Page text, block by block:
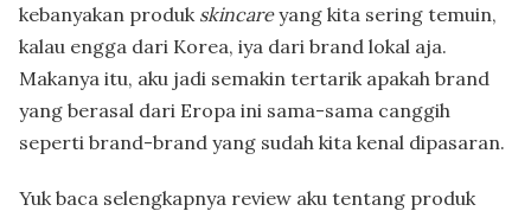
kebanyakan produk skincareyang kita sering temuin,
kalau engga dari Korea, iya dari brand lokal aja.
Makanya itu, aku jadi semakin tertarik apakah brand
yang berasal dari Eropa ini sama-sama canggih
seperti brand-brand yang sudah kita kenal dipasaran.
Yuk baca selengkapnya review aku tentang produk